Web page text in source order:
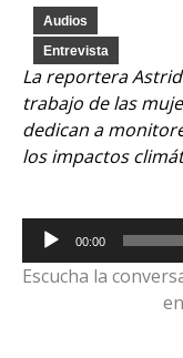
Audios
Entrevista
La reportera
trabajo de las
dedican a
los impactos
Reproductor
de
audio
00:00
Escucha la